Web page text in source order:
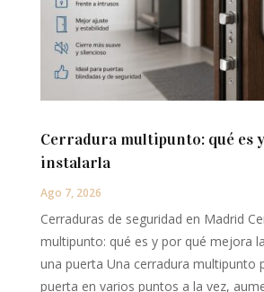
Cerradura multipunto: qué es
instalarla
Ago 7, 2026
Cerraduras de seguridad en Madrid
multipunto: qué es y por qué mejora
una puerta Una cerradura multipunto
puerta en varios puntos a la vez,